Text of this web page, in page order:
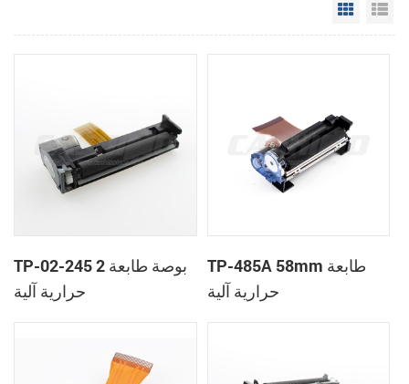
Grid
TP-02-245 2 بوصة طابعة
حرارية آلية
TP-485A 58mm طابعة
حرارية آلية